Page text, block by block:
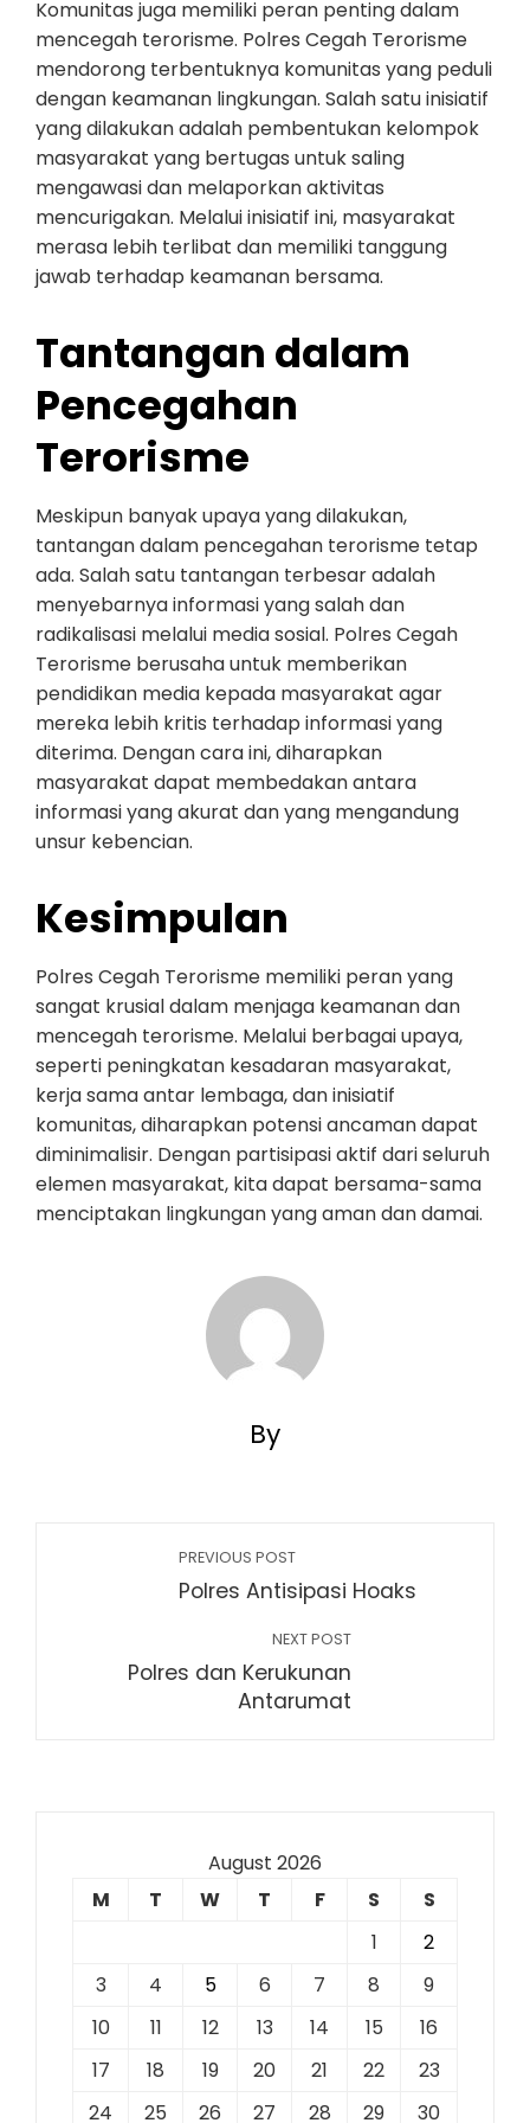
Komunitas juga memiliki peran penting dalam
mencegah terorisme. Polres Cegah Terorisme
mendorong terbentuknya komunitas yang peduli
dengan keamanan lingkungan. Salah satu inisiatif
yang dilakukan adalah pembentukan kelompok
masyarakat yang bertugas untuk saling
mengawasi dan melaporkan aktivitas
mencurigakan. Melalui inisiatif ini, masyarakat
merasa lebih terlibat dan memiliki tanggung
jawab terhadap keamanan bersama.
Tantangan dalam
Pencegahan
Terorisme
Meskipun banyak upaya yang dilakukan,
tantangan dalam pencegahan terorisme tetap
ada. Salah satu tantangan terbesar adalah
menyebarnya informasi yang salah dan
radikalisasi melalui media sosial. Polres Cegah
Terorisme berusaha untuk memberikan
pendidikan media kepada masyarakat agar
mereka lebih kritis terhadap informasi yang
diterima. Dengan cara ini, diharapkan
masyarakat dapat membedakan antara
informasi yang akurat dan yang mengandung
unsur kebencian.
Kesimpulan
Polres Cegah Terorisme memiliki peran yang
sangat krusial dalam menjaga keamanan dan
mencegah terorisme. Melalui berbagai upaya,
seperti peningkatan kesadaran masyarakat,
kerja sama antar lembaga, dan inisiatif
komunitas, diharapkan potensi ancaman dapat
diminimalisir. Dengan partisipasi aktif dari seluruh
elemen masyarakat, kita dapat bersama-sama
menciptakan lingkungan yang aman dan damai.
By
PREVIOUS POST
Polres Antisipasi Hoaks
NEXT POST
Polres dan Kerukunan
Antarumat
August 2026
M
T W T F S
S
1
2
3
4 5 6 7 8
9
10
11 12 13 14 15
16
17
18 19 20 21 22
23
24
25 26 27 28 29 30